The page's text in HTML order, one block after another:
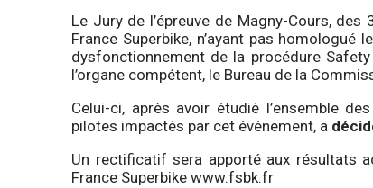
Le Jury de l’épreuve de Magny-Cours,
France Superbike, n’ayant pas
dysfonctionnement de la procédure
l’organe compétent, le Bureau de la
Celui-ci, après avoir étudié l’ensemble
pilotes impactés par cet événement, a
Un rectificatif sera apporté aux résultats
France Superbike www.fsbk.fr